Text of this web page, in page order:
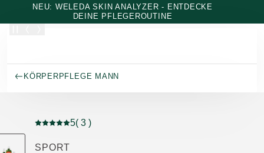
Zum Hauptinhalt wechseln
NEU: WELEDA SKIN ANALYZER - ENTDECKE
DEINE PFLEGEROUTINE
KÖRPERPFLEGE MANN
Aktuelle Bewertung: 5 von 5 Sternen bewertet von 3
5( 3 )
SPORT